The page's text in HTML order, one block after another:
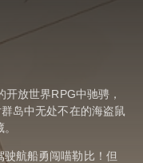
放世界RPG中驰骋，
岛中无处不在的海盗鼠
航船勇闯喵勒比！但